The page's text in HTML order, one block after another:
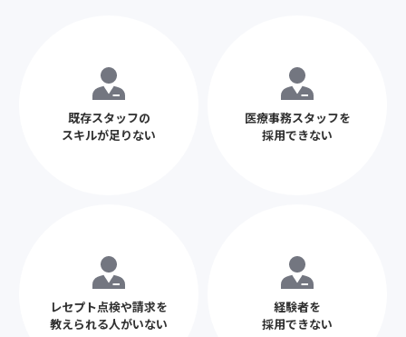
既存スタッフの
スキルが足りない
医療事務スタッフを
採用できない
レセプト点検や請求を
教えられる人がいない
経験者を
採用できない